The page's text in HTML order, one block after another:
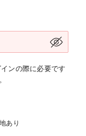
ンの際に必要です
あり